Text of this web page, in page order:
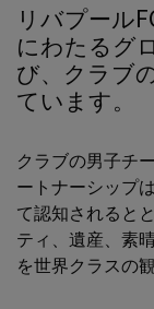
リバプール
にわたるグ
び、クラブ
ています。
クラブの男子チ
ートナーシップ
て認知されると
ティ、遺産、素
を世界クラスの